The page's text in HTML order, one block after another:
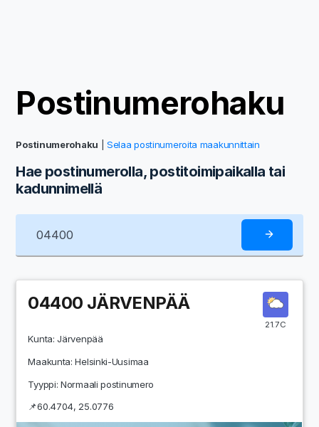
Postinumerohaku
Postinumerohaku |Selaa postinumeroita maakunnittain
Hae postinumerolla, postitoimipaikalla tai
kadunnimellä
21.7C
04400 JÄRVENPÄÄ
Kunta:Järvenpää
Maakunta:Helsinki-Uusimaa
Tyyppi: Normaali postinumero
📌60.4704,25.0776